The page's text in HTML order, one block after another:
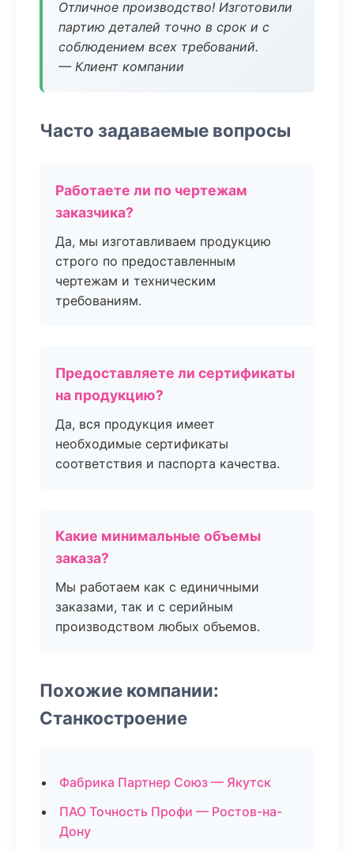
Отличное производство! Изготовили
партию деталей точно в срок и с
соблюдением всех требований.
— Клиент компании
Часто задаваемые вопросы
Работаете ли по чертежам
заказчика?
Да, мы изготавливаем продукцию
строго по предоставленным
чертежам и техническим
требованиям.
Предоставляете ли сертификаты
на продукцию?
Да, вся продукция имеет
необходимые сертификаты
соответствия и паспорта качества.
Какие минимальные объемы
заказа?
Мы работаем как с единичными
заказами, так и с серийным
производством любых объемов.
Похожие компании:
Станкостроение
Фабрика Партнер Союз — Якутск
ПАО Точность Профи — Ростов-на-
Дону